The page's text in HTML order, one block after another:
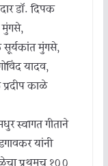
डॉ. दिपक
मुंगसे,
सूर्यकांत मुंगसे,
यादव,
प्रदीप काळे
स्वागत गीताने
यांनी